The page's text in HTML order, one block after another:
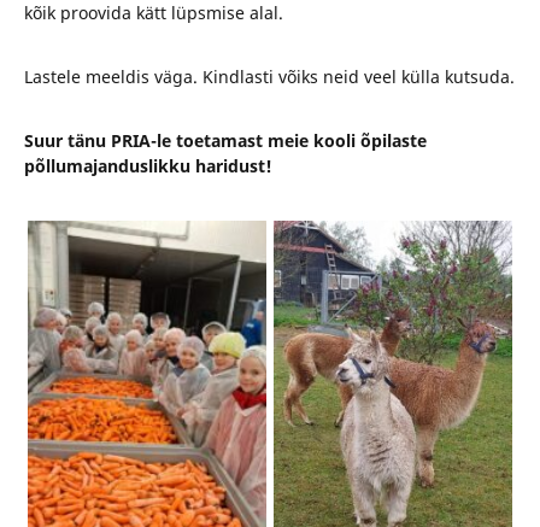
kõik proovida kätt lüpsmise alal.
Lastele meeldis väga. Kindlasti võiks neid veel külla kutsuda.
Suur tänu PRIA-le toetamast meie kooli õpilaste
põllumajanduslikku haridust!